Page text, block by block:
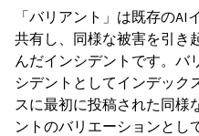
「バリアント」は既存の
共有し、同様な被害を引き
んだインシデントです。バ
シデントとしてインデック
スに最初に投稿された同様
ントのバリエーションとし